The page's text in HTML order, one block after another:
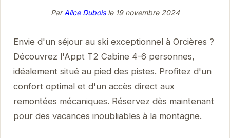
ParAlice Duboisle 19 novembre 2024
Envie d'un séjour au ski exceptionnel à Orcières ?
Découvrez l'Appt T2 Cabine 4-6 personnes,
idéalement situé au pied des pistes. Profitez d'un
confort optimal et d'un accès direct aux
remontées mécaniques. Réservez dès maintenant
pour des vacances inoubliables à la montagne.